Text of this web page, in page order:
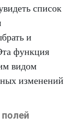
список
и
функция
видом
изменений